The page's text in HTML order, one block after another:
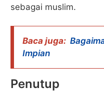
sebagai muslim.
Baca juga:
Impian
Penutup